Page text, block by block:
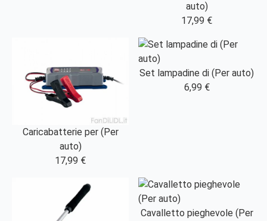
auto)
17,99 €
Caricabatterie per (Per
auto)
17,99 €
Set lampadine di (Per auto)
6,99 €
Cavalletto pieghevole (Per